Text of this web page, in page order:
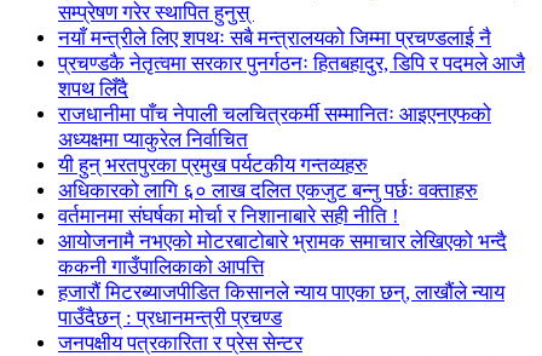
सम्प्रेषण गरेर स्थापित हुनुस्
नयाँ मन्त्रीले लिए शपथः सबै मन्त्रालयको जिम्मा प्रचण्डलाई नै
प्रचण्डकै नेतृत्वमा सरकार पुनर्गठनः हितबहादुर, डिपि र पदमले आजै
शपथ लिँदै
राजधानीमा पाँच नेपाली चलचित्रकर्मी सम्मानितः आइएनएफको
अध्यक्षमा प्याकुरेल निर्वाचित
यी हुन् भरतपुरका प्रमुख पर्यटकीय गन्तव्यहरु
अधिकारको लागि ६० लाख दलित एकजुट बन्नु पर्छः वक्ताहरु
वर्तमानमा संघर्षका मोर्चा र निशानाबारे सही नीति !
आयोजनामै नभएको मोटरबाटोबारे भ्रामक समाचार लेखिएको भन्दै
ककनी गाउँपालिकाको आपत्ति
हजारौं मिटरब्याजपीडित किसानले न्याय पाएका छन्, लाखौंले न्याय
पाउँदैछन् : प्रधानमन्त्री प्रचण्ड
जनपक्षीय पत्रकारिता र प्रेस सेन्टर